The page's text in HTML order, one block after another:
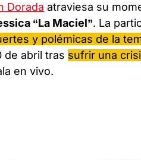
Dorada atraviesa su
“La Maciel”. La
y polémicas de la
de abril tras sufrir una
en vivo.